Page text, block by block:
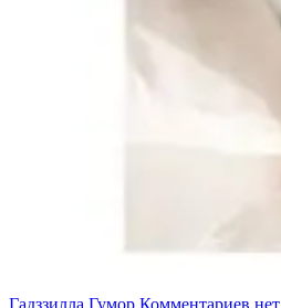
Гадззилла Гумор Комментариев нет